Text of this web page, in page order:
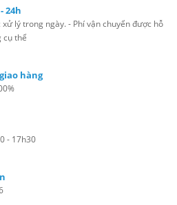
24h
lý trong ngày. - Phí vận chuyển được hỗ
cụ thể
hàng
- 17h30